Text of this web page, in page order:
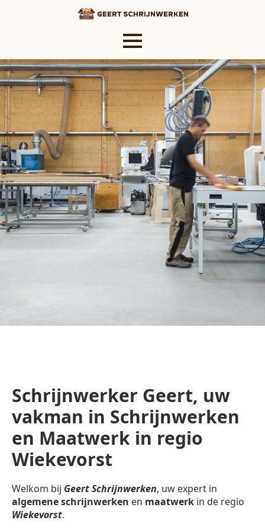
Schrijnwerker Geert, uw
vakman in Schrijnwerken
en Maatwerk in regio
Wiekevorst
Welkom bij Geert Schrijnwerken, uw expert in
algemene schrijnwerken en maatwerk in de regio
Wiekevorst.